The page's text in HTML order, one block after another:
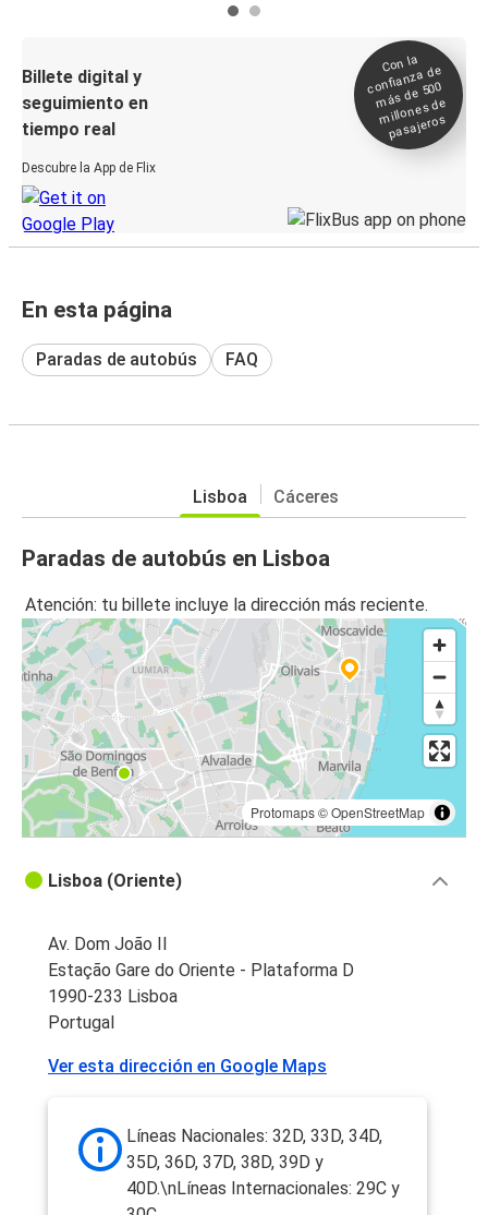
Billete digital y
seguimiento en
tiempo real
Descubre la App de Flix
Con la
confianza de
más de 500
millones de
pasajeros
En esta página
Paradas de autobús FAQ
Lisboa Cáceres
Paradas de autobús en Lisboa
Atención: tu billete incluye la dirección más reciente.
Protomaps©OpenStreetMap
Lisboa (Oriente)
Av. Dom João II
Estação Gare do Oriente - Plataforma D
1990-233 Lisboa
Portugal
Ver esta dirección en Google Maps
Líneas Nacionales: 32D, 33D, 34D,
35D, 36D, 37D, 38D, 39D y
40D.\nLíneas Internacionales: 29C y